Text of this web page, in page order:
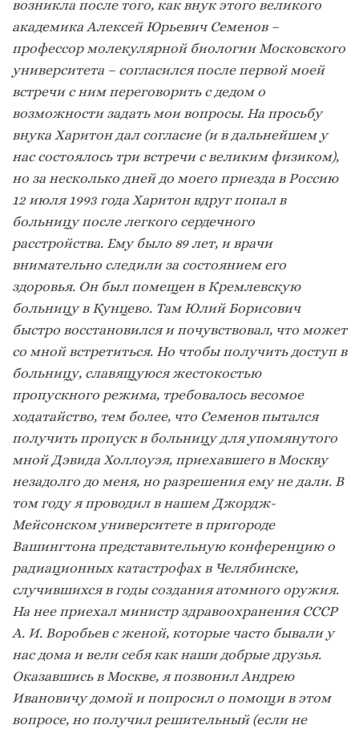
возникла после того, как внук этого великого
академика Алексей Юрьевич Семенов –
профессор молекулярной биологии Московского
университета – согласился после первой моей
встречи с ним переговорить с дедом о
возможности задать мои вопросы. На просьбу
внука Харитон дал согласие (и в дальнейшем у
нас состоялось три встречи с великим физиком),
но за несколько дней до моего приезда в Россию
12 июля 1993 года Харитон вдруг попал в
больницу после легкого сердечного
расстройства. Ему было 89 лет, и врачи
внимательно следили за состоянием его
здоровья. Он был помещен в Кремлевскую
больницу в Кунцево. Там Юлий Борисович
быстро восстановился и почувствовал, что может
со мной встретиться. Но чтобы получить доступ в
больницу, славящуюся жестокостью
пропускного режима, требовалось весомое
ходатайство, тем более, что Семенов пытался
получить пропуск в больницу для упомянутого
мной Дэвида Холлоуэя, приехавшего в Москву
незадолго до меня, но разрешения ему не дали. В
том году я проводил в нашем Джордж-
Мейсонском университете в пригороде
Вашингтона представительную конференцию о
радиационных катастрофах в Челябинске,
случившихся в годы создания атомного оружия.
На нее приехал министр здравоохранения СССР
А. И. Воробьев с женой, которые часто бывали у
нас дома и вели себя как наши добрые друзья.
Оказавшись в Москве, я позвонил Андрею
Ивановичу домой и попросил о помощи в этом
вопросе, но получил решительный (если не